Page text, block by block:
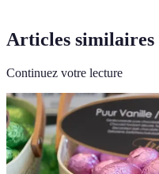
Articles similaires
Continuez votre lecture